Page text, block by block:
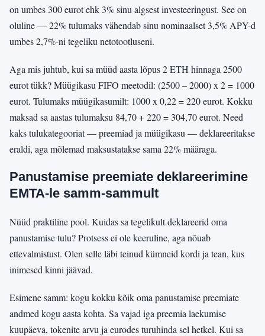
on umbes 300 eurot ehk 3% sinu algsest investeeringust. See on
oluline — 22% tulumaks vähendab sinu nominaalset 3,5% APY-d
umbes 2,7%-ni tegeliku netotootluseni.
Aga mis juhtub, kui sa müüd aasta lõpus 2 ETH hinnaga 2500
eurot tükk? Müügikasu FIFO meetodil: (2500 – 2000) x 2 = 1000
eurot. Tulumaks müügikasumilt: 1000 x 0,22 = 220 eurot. Kokku
maksad sa aastas tulumaksu 84,70 + 220 = 304,70 eurot. Need
kaks tulukategooriat — preemiad ja müügikasu — deklareeritakse
eraldi, aga mõlemad maksustatakse sama 22% määraga.
Panustamise preemiate deklareerimine
EMTA-le samm-sammult
Nüüd praktiline pool. Kuidas sa tegelikult deklareerid oma
panustamise tulu? Protsess ei ole keeruline, aga nõuab
ettevalmistust. Olen selle läbi teinud kümneid kordi ja tean, kus
inimesed kinni jäävad.
Esimene samm: kogu kokku kõik oma panustamise preemiate
andmed kogu aasta kohta. Sa vajad iga preemia laekumise
kuupäeva, tokenite arvu ja eurodes turuhinda sel hetkel. Kui sa